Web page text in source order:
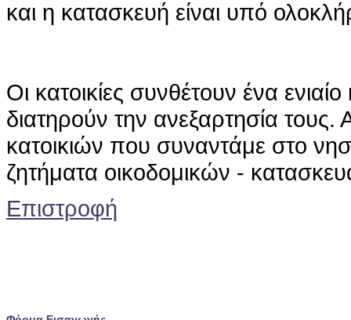
και η κατασκευή είναι υπό
Οι κατοικίες συνθέτουν ένα
διατηρούν την ανεξαρτησία
κατοικιών που συναντάμε στο
ζητήματα οικοδομικών -
Επιστροφή